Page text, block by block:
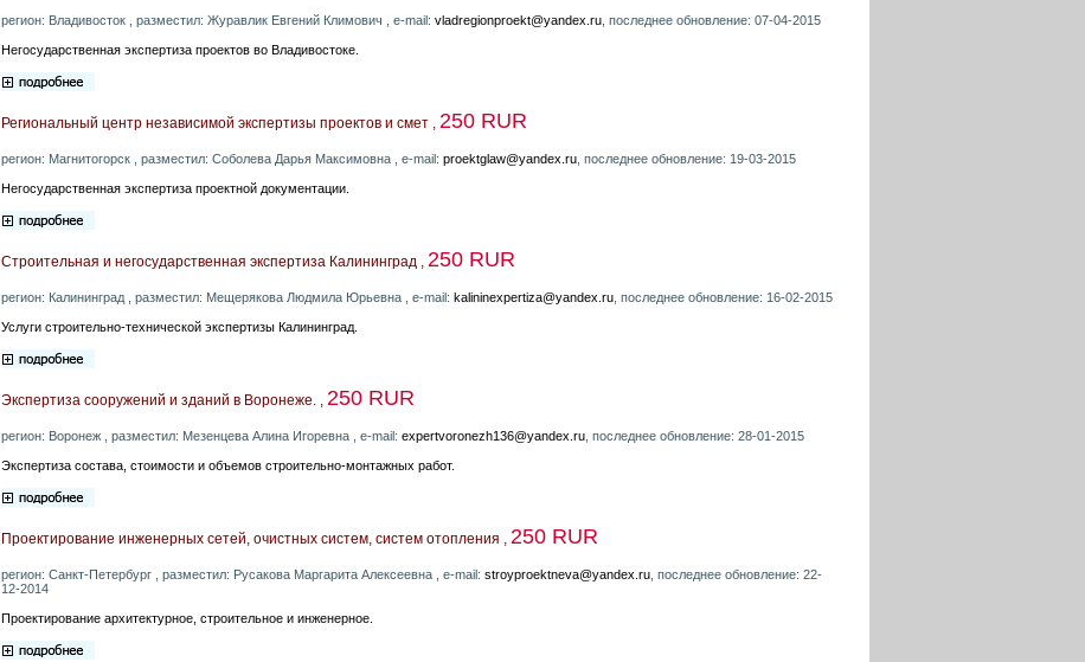
регион: Владивосток , разместил: Журавлик Евгений Климович , e-mail: vladregionproekt@yandex.ru , последнее обновление: 07-04-2015
Негосударственная экспертиза проектов во Владивостоке.
Региональный центр независимой экспертизы проектов и смет , 250 RUR
регион: Магнитогорск , разместил: Соболева Дарья Максимовна , e-mail: proektglaw@yandex.ru , последнее обновление: 19-03-2015
Негосударственная экспертиза проектной документации.
Строительная и негосударственная экспертиза Калининград , 250 RUR
регион: Калининград , разместил: Мещерякова Людмила Юрьевна , e-mail: kalininexpertiza@yandex.ru , последнее обновление: 16-02-2015
Услуги строительно-технической экспертизы Калининград.
Экспертиза сооружений и зданий в Воронеже. , 250 RUR
регион: Воронеж , разместил: Мезенцева Алина Игоревна , e-mail: expertvoronezh136@yandex.ru , последнее обновление: 28-01-2015
Экспертиза состава, стоимости и объемов строительно-монтажных работ.
Проектирование инженерных сетей, очистных систем, систем отопления , 250 RUR
регион: Санкт-Петербург , разместил: Русакова Маргарита Алексеевна , e-mail: stroyproektneva@yandex.ru , последнее обновление: 22-
12-2014
Проектирование архитектурное, строительное и инженерное.